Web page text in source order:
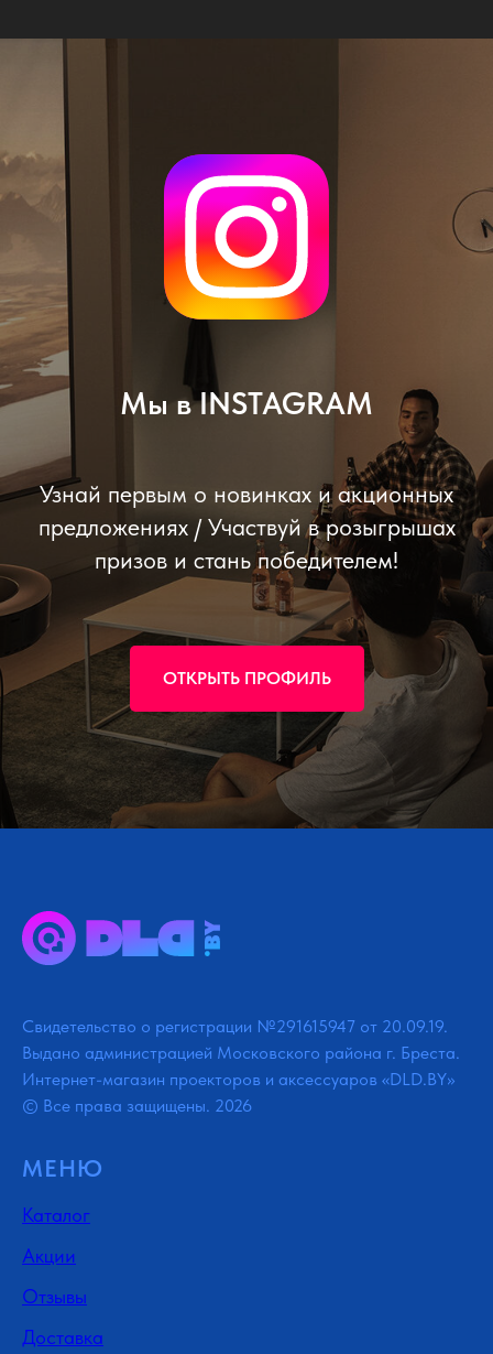
Мы в INSTAGRAM
Узнай первым о новинках и акционных
предложениях / Участвуй в розыгрышах
призов и стань победителем!
ОТКРЫТЬ ПРОФИЛЬ
Свидетельство о регистрации №291615947 от 20.09.19.
Выдано администрацией Московского района г. Бреста.
Интернет-магазин проекторов и аксессуаров «DLD.BY»
© Все права защищены. 2026
МЕНЮ
Каталог
Акции
Отзывы
Доставка